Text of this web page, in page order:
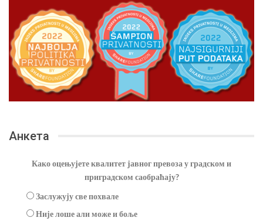
Анкета
Како оцењујете квалитет јавног превоза у градском и
приградском саобраћају?
Заслужују све похвале
Није лоше али може и боље